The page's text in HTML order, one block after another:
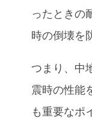
ったときの
時の倒壊を
つまり、中
震時の性能
も重要なポ